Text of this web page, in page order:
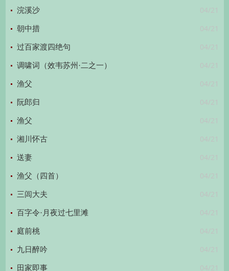
04/21
浣溪沙
04/21
朝中措
04/21
过百家渡四绝句
04/21
调啸词（效韦苏州·二之一）
04/21
渔父
04/21
阮郎归
04/21
渔父
04/21
湘川怀古
04/21
送妻
04/21
渔父（四首）
04/21
三闾大夫
04/21
百字令·月夜过七里滩
04/21
庭前桃
04/21
九日醉吟
04/21
田家即事